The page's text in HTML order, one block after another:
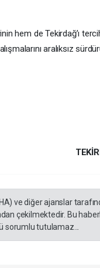
hem de Tekirdağ’ı
aralıksız
ve diğer ajanslar
çekilmektedir. Bu
tutulamaz...